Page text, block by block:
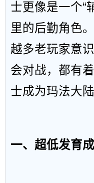
士更像是一个“
里的后勤角色
越多老玩家意
会对战，都有
士成为玛法大
一、超低发育